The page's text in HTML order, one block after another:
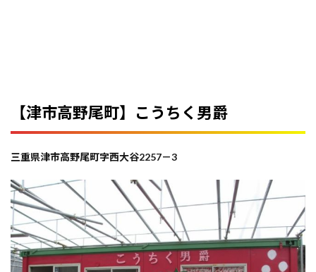
【津市高野尾町】こうちく男爵
三重県津市高野尾町字西大谷2257－3